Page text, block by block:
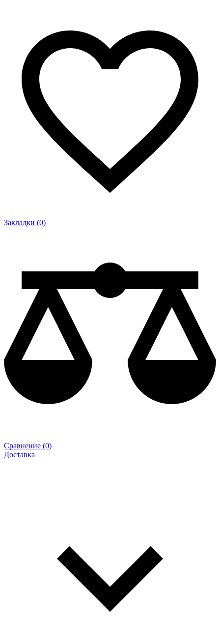
Закладки (0)
Сравнение (0)
Доставка